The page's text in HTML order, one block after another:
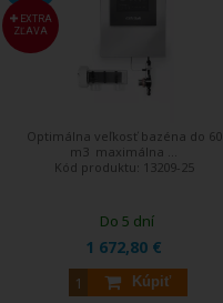
EXTRA
ZĽAVA
Optimálna veľkosť bazéna do 60
m3 maximálna ...
Kód produktu: 13209-25
1 672,80 €
Kúpiť
Do 5 dní